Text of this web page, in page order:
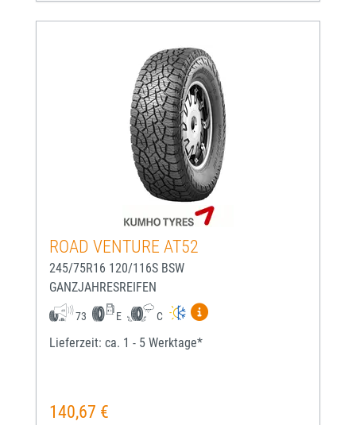
ROAD VENTURE AT52
245/75R16 120/116S BSW
GANZJAHRESREIFEN
73 E C
Mehr Informationen zum
Lieferzeit: ca. 1 - 5 Werktage*
Regulärer Preis:
140,67 €